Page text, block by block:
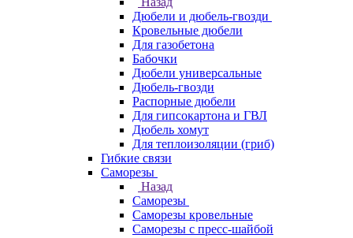
Дюбели и дюбель-гвозди
Кровельные дюбели
Для газобетона
Бабочки
Дюбели универсальные
Дюбель-гвозди
Распорные дюбели
Для гипсокартона и ГВЛ
Дюбель хомут
Для теплоизоляции (гриб)
Гибкие связи
Саморезы
Назад
Саморезы
Саморезы кровельные
Саморезы с пресс-шайбой